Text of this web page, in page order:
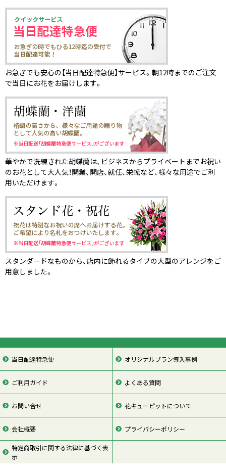
お急ぎでも安心の【当日配達特急便】サービス。朝12時までのご注文
で当日にお花をお届けします。
華やかで洗練された胡蝶蘭は、ビジネスからプライベートまでお祝い
のお花として大人気！開業、開店、就任、栄転など、様々な用途でご利
用いただけます。
スタンダードなものから、店内に飾れるタイプの大型のアレンジをご
用意しました。
当日配達特急便 オリジナルプラン導入事例
ご利用ガイド よくある質問
お問い合せ 花キューピットについて
会社概要 プライバシーポリシー
特定商取引に関する法律に基づく表
示